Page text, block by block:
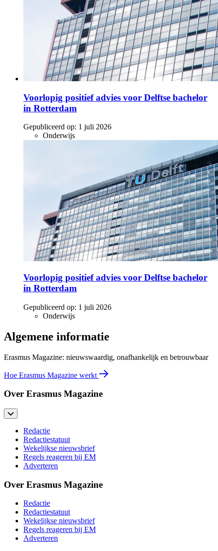
Voorlopig positief advies voor Delftse bachelor
in Rotterdam
Gepubliceerd op: 1 juli 2026
Onderwijs
Voorlopig positief advies voor Delftse bachelor
in Rotterdam
Gepubliceerd op: 1 juli 2026
Onderwijs
Algemene informatie
Erasmus Magazine: nieuwswaardig, onafhankelijk en betrouwbaar
Hoe Erasmus Magazine werkt
Over Erasmus Magazine
Redactie
Redactiestatuut
Wekelijkse nieuwsbrief
Regels reageren bij EM
Adverteren
Over Erasmus Magazine
Redactie
Redactiestatuut
Wekelijkse nieuwsbrief
Regels reageren bij EM
Adverteren